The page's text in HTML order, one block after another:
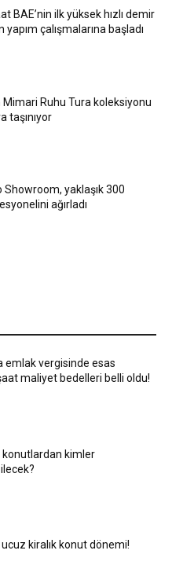
BAE’nin ilk yüksek hızlı demir
yapım çalışmalarına başladı
Mimari Ruhu Tura koleksiyonu
taşınıyor
Showroom, yaklaşık 300
ağırladı
emlak vergisinde esas
maliyet bedelleri belli oldu!
konutlardan kimler
kiralık konut dönemi!